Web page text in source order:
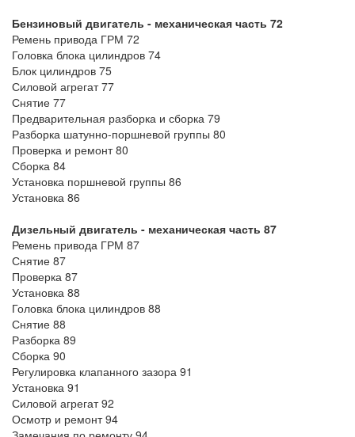
Бензиновый двигатель - механическая часть 72
Ремень привода ГРМ 72
Головка блока цилиндров 74
Блок цилиндров 75
Силовой агрегат 77
Снятие 77
Предварительная разборка и сборка 79
Разборка шатунно-поршневой группы 80
Проверка и ремонт 80
Сборка 84
Установка поршневой группы 86
Установка 86
Дизельный двигатель - механическая часть 87
Ремень привода ГРМ 87
Снятие 87
Проверка 87
Установка 88
Головка блока цилиндров 88
Снятие 88
Разборка 89
Сборка 90
Регулировка клапанного зазора 91
Установка 91
Силовой агрегат 92
Осмотр и ремонт 94